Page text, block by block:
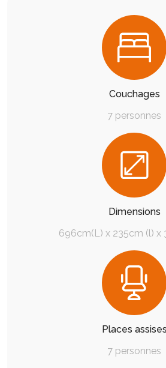
Couchages
7 personnes
Dimensions
696cm(L) x 235cm (l) x
Places assises
7 personnes